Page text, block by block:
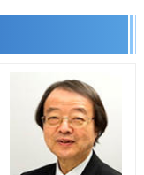
的糖链变化
为电池电极材料
安宁